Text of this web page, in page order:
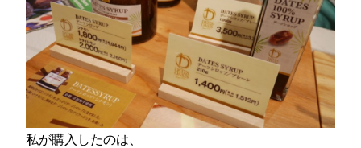
私が購入したのは、